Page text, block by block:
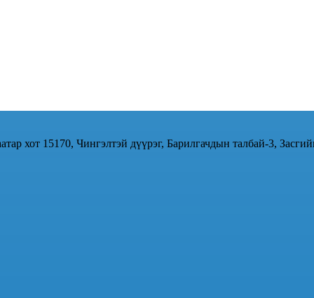
хот 15170, Чингэлтэй дүүрэг, Барилгачдын талбай-3,